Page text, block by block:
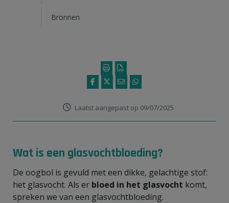
Bronnen
Laatst aangepast op 09/07/2025
Wat is een glasvochtbloeding?
De oogbol is gevuld met een dikke, gelachtige stof:
het glasvocht. Als er bloed in het glasvocht komt,
spreken we van een glasvochtbloeding.